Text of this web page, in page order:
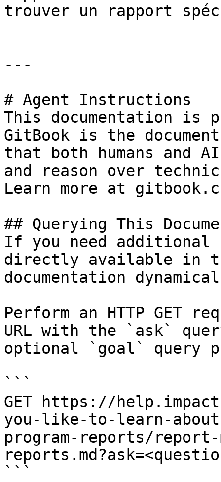
trouver un rapport
---
# Agent Instructions
This documentation is
GitBook is the
that both humans and
and reason over
Learn more at
## Querying This
If you need
directly available in
documentation
Perform an HTTP GET
URL with the `ask`
optional `goal` query
```
GET https://
you-like-to-learn-
program-reports/report-
```